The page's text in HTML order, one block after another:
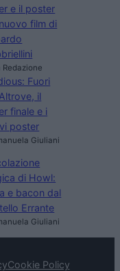
e il poster
film di
Redazione
Fuori
il
finale e i
poster
Giuliani
di Howl:
e bacon dal
Errante
Giuliani
Cookie Policy